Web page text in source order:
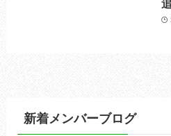
新着メンバーブログ